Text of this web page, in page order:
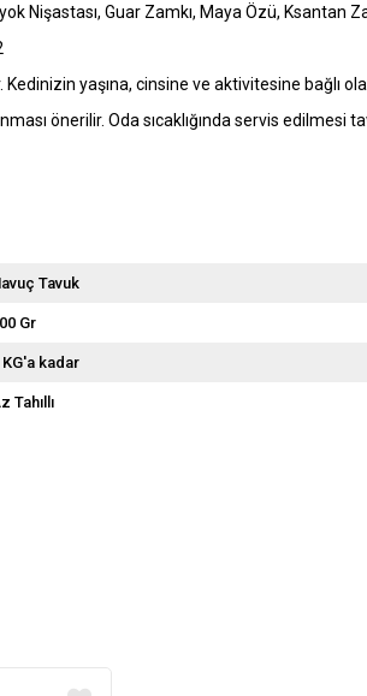
Nişastası, Guar Zamkı, Maya Özü, Ksantan
yaşına, cinsine ve aktivitesine bağlı
önerilir. Oda sıcaklığında servis edilmesi
Tavuk
Gr
KG'a kadar
Tahıllı